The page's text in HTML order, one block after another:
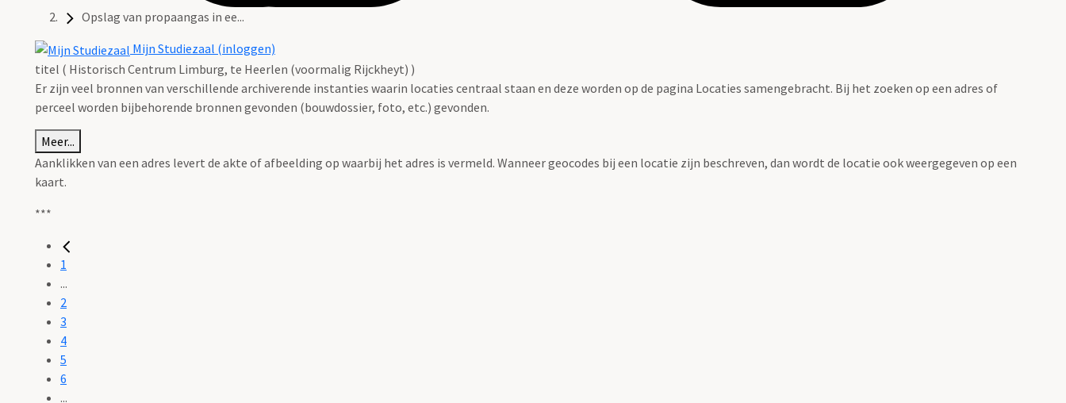
Opslag van propaangas in ee...
Mijn Studiezaal (inloggen)
titel ( Historisch Centrum Limburg, te Heerlen (voormalig Rijckheyt) )
Er zijn veel bronnen van verschillende archiverende instanties waarin locaties centraal staan en deze worden op de pagina Locaties samengebracht. Bij het zoeken op een adres of
perceel worden bijbehorende bronnen gevonden (bouwdossier, foto, etc.) gevonden.
Meer...
Aanklikken van een adres levert de akte of afbeelding op waarbij het adres is vermeld. Wanneer geocodes bij een locatie zijn beschreven, dan wordt de locatie ook weergegeven op een
kaart.
***
1
...
2
3
4
5
6
...